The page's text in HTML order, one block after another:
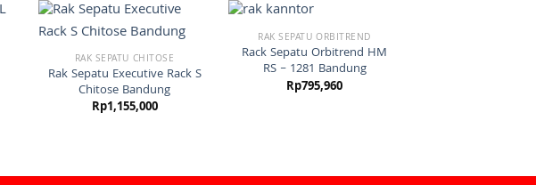
RAK SEPATU CHITOSE
Rak Sepatu Executive Rack S
Chitose Bandung
Rp1,155,000
RAK SEPATU ORBITREND
Rack Sepatu Orbitrend HM
RS – 1281 Bandung
Rp795,960